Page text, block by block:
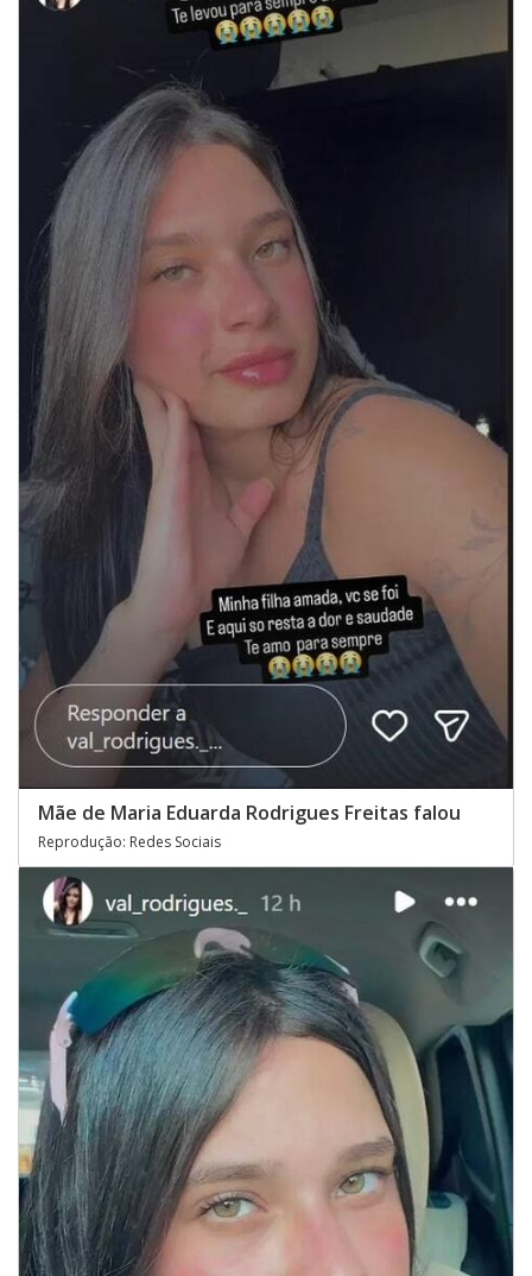
Mãe de Maria Eduarda Rodrigues Freitas falou
Reprodução: Redes Sociais